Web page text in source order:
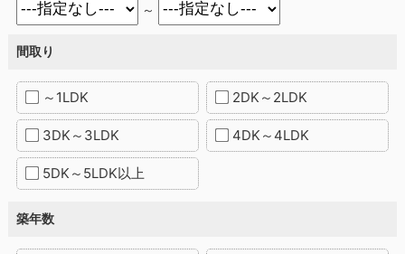
～
間取り
～1LDK 2DK～2LDK
3DK～3LDK 4DK～4LDK
5DK～5LDK以上
築年数